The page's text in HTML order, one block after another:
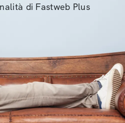
di Fastweb Plus